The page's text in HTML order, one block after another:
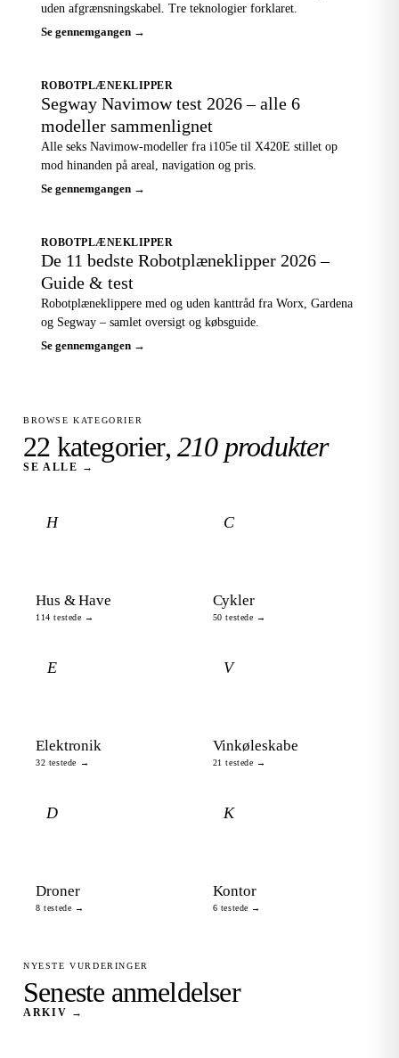
uden afgrænsningskabel. Tre teknologier forklaret.
Se gennemgangen →
ROBOTPLÆNEKLIPPER
Segway Navimow test 2026 – alle 6
modeller sammenlignet
Alle seks Navimow-modeller fra i105e til X420E stillet op
mod hinanden på areal, navigation og pris.
Se gennemgangen →
ROBOTPLÆNEKLIPPER
De 11 bedste Robotplæneklipper 2026 –
Guide & test
Robotplæneklippere med og uden kanttråd fra Worx, Gardena
og Segway – samlet oversigt og købsguide.
Se gennemgangen →
BROWSE KATEGORIER
22 kategorier, 210 produkter
SE ALLE →
H
Hus & Have
114 testede →
C
Cykler
50 testede →
E
Elektronik
32 testede →
V
Vinkøleskabe
21 testede →
D
Droner
8 testede →
K
Kontor
6 testede →
NYESTE VURDERINGER
Seneste anmeldelser
ARKIV →